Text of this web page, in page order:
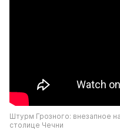
Штурм Грозного: внезапное
столице Чечни